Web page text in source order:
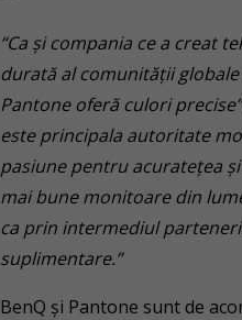
“Ca şi compania ce a creat
durată al comunității
Pantone oferă culori
este principala autoritate
pasiune pentru acuratețea
mai bune monitoare din
ca prin intermediul
suplimentare.”
BenQ și Pantone sunt de